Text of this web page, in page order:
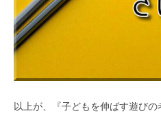
以上が、『子どもを伸ばす遊びの